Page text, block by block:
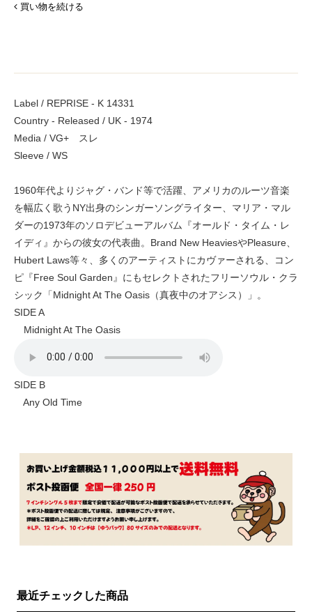
買い物を続ける
Label / REPRISE - K 14331
Country - Released / UK - 1974
Media / VG+ スレ
Sleeve / WS
1960年代よりジャグ・バンド等で活躍、アメリカのルーツ音楽
を幅広く歌うNY出身のシンガーソングライター、マリア・マル
ダーの1973年のソロデビューアルバム『オールド・タイム・レ
イディ』からの彼女の代表曲。Brand New HeaviesやPleasure、
Hubert Laws等々、多くのアーティストにカヴァーされる、コン
ピ『Free Soul Garden』にもセレクトされたフリーソウル・クラ
シック「Midnight At The Oasis（真夜中のオアシス）」。
SIDE A
Midnight At The Oasis
SIDE B
Any Old Time
最近チェックした商品